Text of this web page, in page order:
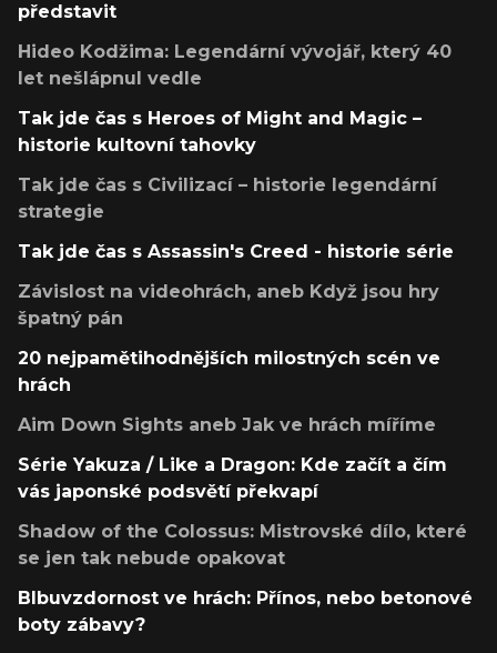
představit
Hideo Kodžima: Legendární vývojář, který 40
let nešlápnul vedle
Tak jde čas s Heroes of Might and Magic –
historie kultovní tahovky
Tak jde čas s Civilizací – historie legendární
strategie
Tak jde čas s Assassin's Creed - historie série
Závislost na videohrách, aneb Když jsou hry
špatný pán
20 nejpamětihodnějších milostných scén ve
hrách
Aim Down Sights aneb Jak ve hrách míříme
Série Yakuza / Like a Dragon: Kde začít a čím
vás japonské podsvětí překvapí
Shadow of the Colossus: Mistrovské dílo, které
se jen tak nebude opakovat
Blbuvzdornost ve hrách: Přínos, nebo betonové
boty zábavy?